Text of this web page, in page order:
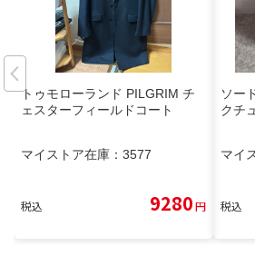
トゥモローランド PILGRIM チ
ェスターフィールドコート
マイストア在庫： 3577
税込 9280円
ソー
クチ
マイ
税込